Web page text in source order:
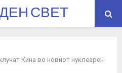
СВЕТ
Кина во новиот нуклеарен